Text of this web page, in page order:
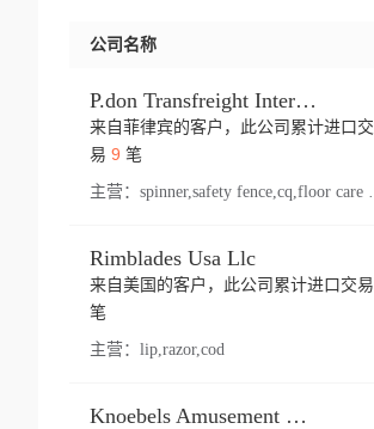
公司名称
P.don Transfreight International
来自菲律宾的客户，此公司累计进口交
易 9 笔
主营：
Rimblades Usa Llc
来自美国的客户，此公司累计进口交易
笔
主营： lip,razor,cod
Knoebels Amusement Resort